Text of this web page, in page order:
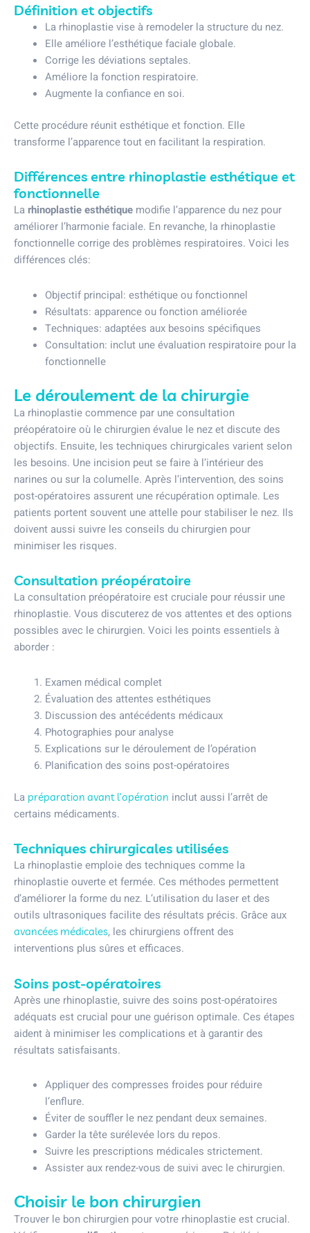
Définition et objectifs
La rhinoplastie vise à remodeler la structure du nez.
Elle améliore l’esthétique faciale globale.
Corrige les déviations septales.
Améliore la fonction respiratoire.
Augmente la confiance en soi.
Cette procédure réunit esthétique et fonction. Elle
transforme l’apparence tout en facilitant la respiration.
Différences entre rhinoplastie esthétique et
fonctionnelle
La rhinoplastie esthétique modifie l’apparence du nez pour
améliorer l’harmonie faciale. En revanche, la rhinoplastie
fonctionnelle corrige des problèmes respiratoires. Voici les
différences clés:
Objectif principal: esthétique ou fonctionnel
Résultats: apparence ou fonction améliorée
Techniques: adaptées aux besoins spécifiques
Consultation: inclut une évaluation respiratoire pour la
fonctionnelle
Le déroulement de la chirurgie
La rhinoplastie commence par une consultation
préopératoire où le chirurgien évalue le nez et discute des
objectifs. Ensuite, les techniques chirurgicales varient selon
les besoins. Une incision peut se faire à l’intérieur des
narines ou sur la columelle. Après l’intervention, des soins
post-opératoires assurent une récupération optimale. Les
patients portent souvent une attelle pour stabiliser le nez. Ils
doivent aussi suivre les conseils du chirurgien pour
minimiser les risques.
Consultation préopératoire
La consultation préopératoire est cruciale pour réussir une
rhinoplastie. Vous discuterez de vos attentes et des options
possibles avec le chirurgien. Voici les points essentiels à
aborder :
Examen médical complet
Évaluation des attentes esthétiques
Discussion des antécédents médicaux
Photographies pour analyse
Explications sur le déroulement de l’opération
Planification des soins post-opératoires
La préparation avant l’opération inclut aussi l’arrêt de
certains médicaments.
Techniques chirurgicales utilisées
La rhinoplastie emploie des techniques comme la
rhinoplastie ouverte et fermée. Ces méthodes permettent
d’améliorer la forme du nez. L’utilisation du laser et des
outils ultrasoniques facilite des résultats précis. Grâce aux
avancées médicales, les chirurgiens offrent des
interventions plus sûres et efficaces.
Soins post-opératoires
Après une rhinoplastie, suivre des soins post-opératoires
adéquats est crucial pour une guérison optimale. Ces étapes
aident à minimiser les complications et à garantir des
résultats satisfaisants.
Appliquer des compresses froides pour réduire
l’enflure.
Éviter de souffler le nez pendant deux semaines.
Garder la tête surélevée lors du repos.
Suivre les prescriptions médicales strictement.
Assister aux rendez-vous de suivi avec le chirurgien.
Choisir le bon chirurgien
Trouver le bon chirurgien pour votre rhinoplastie est crucial.